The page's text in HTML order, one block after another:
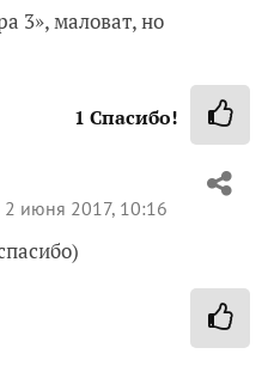
3», маловат, но
1 Спасибо!
2 июня 2017, 10:16